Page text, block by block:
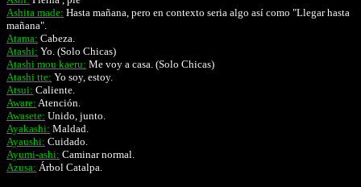
Ashita made: Hasta mañana, pero en contexto seria algo así como "Llegar hasta
mañana".
Atama: Cabeza.
Atashi: Yo. (Solo Chicas)
Atashi mou kaeru: Me voy a casa. (Solo Chicas)
Atashi tte: Yo soy, estoy.
Atsui: Caliente.
Aware: Atención.
Awasete: Unido, junto.
Ayakashi: Maldad.
Ayaushi: Cuidado.
Ayumi-ashi: Caminar normal.
Azusa: Árbol Catalpa.